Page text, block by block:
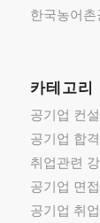
한국농어
카테고리
공기업 컨
공기업 합
취업관련
공기업 면
공기업 취